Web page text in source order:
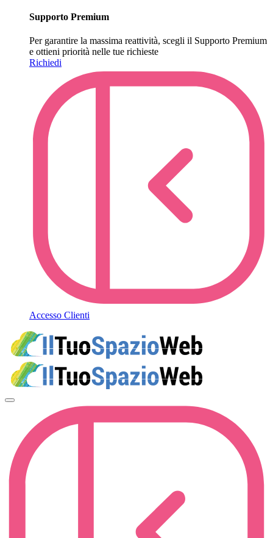
Supporto Premium
Per garantire la massima reattività, scegli il Supporto Premium
e ottieni priorità nelle tue richieste
Richiedi
Accesso Clienti